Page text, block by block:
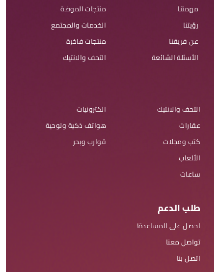
مهمتنا
رؤيتنا
عن فريقنا
الأسئلة الشائعة
منتجات الموضة
الخدمات والمجتمع
منتجات فاخرة
التحف والانتيك
التحف والانتيك
عقارات
كتب ومجلات
الألعاب
ساعات
الكترونيات
هواتف ذكية ولوحية
قوارب وبحر
طلب الدعم
احصل على المساعدة!
تواصل معنا
اتصل بنا